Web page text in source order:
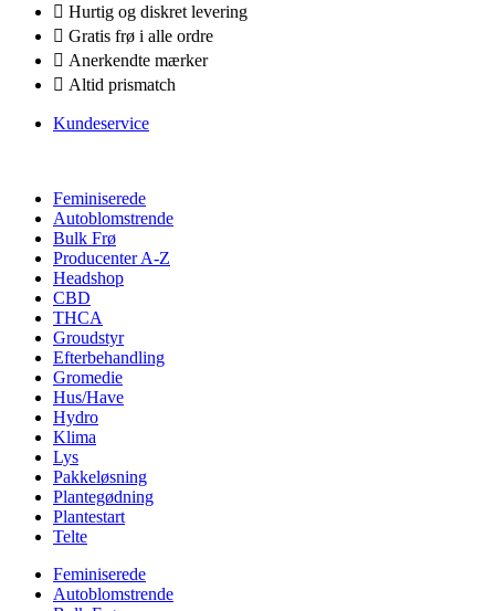
Hurtig og diskret levering
Gratis frø i alle ordre
Anerkendte mærker
Altid prismatch
Kundeservice
Feminiserede
Autoblomstrende
Bulk Frø
Producenter A-Z
Headshop
CBD
THCA
Groudstyr
Efterbehandling
Gromedie
Hus/Have
Hydro
Klima
Lys
Pakkeløsning
Plantegødning
Plantestart
Telte
Feminiserede
Autoblomstrende